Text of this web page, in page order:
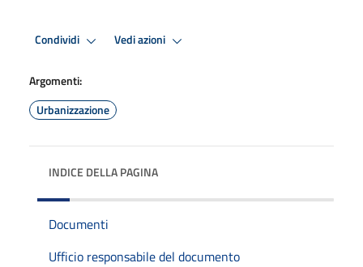
Condividi Vedi azioni
Argomenti:
Urbanizzazione
INDICE DELLA PAGINA
Documenti
Ufficio responsabile del documento